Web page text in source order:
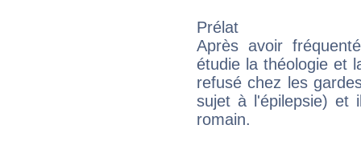
Prélat
Après avoir
étudie la théologie et
refusé chez les
sujet à l'épilepsie) et
romain.